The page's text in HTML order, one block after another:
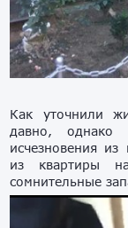
Как уточнили
давно,
исчезновения
из квартиры
сомнительные